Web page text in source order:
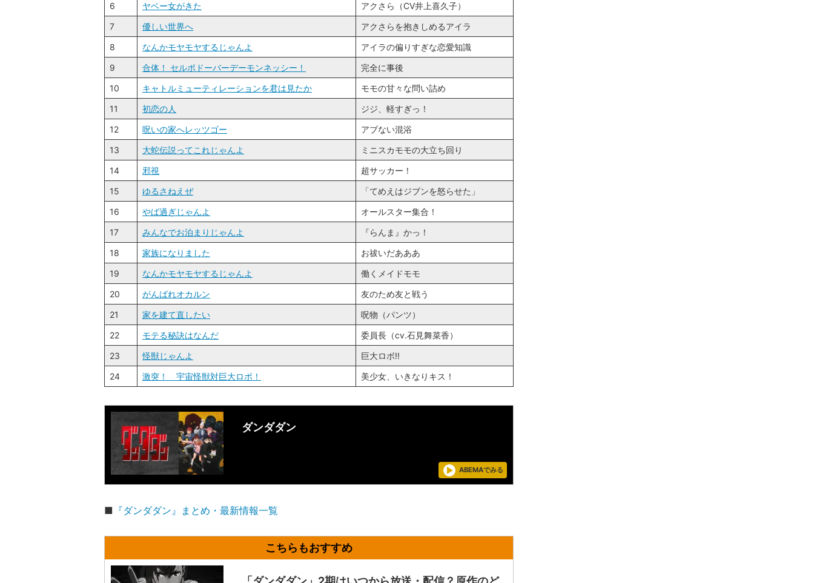
6
ヤベー女がきた
アクさら（CV井上喜久子）
7
優しい世界へ
アクさらを抱きしめるアイラ
8
なんかモヤモヤするじゃんよ
アイラの偏りすぎな恋愛知識
9
合体！ セルポドーバーデーモンネッシー！
完全に事後
10
キャトルミューティレーションを君は見たか
モモの甘々な問い詰め
11
初恋の人
ジジ、軽すぎっ！
12
呪いの家へレッツゴー
アブない混浴
13
大蛇伝説ってこれじゃんよ
ミニスカモモの大立ち回り
14
邪視
超サッカー！
15
ゆるさねえぜ
「てめえはジブンを怒らせた」
16
やば過ぎじゃんよ
オールスター集合！
17
みんなでお泊まりじゃんよ
『らんま』かっ！
18
家族になりました
お祓いだあああ
19
なんかモヤモヤするじゃんよ
働くメイドモモ
20
がんばれオカルン
友のため友と戦う
21
家を建て直したい
呪物（パンツ）
22
モテる秘訣はなんだ
委員長（cv.石見舞菜香）
23
怪獣じゃんよ
巨大ロボ!!
24
激突！ 宇宙怪獣対巨大ロボ！ 美少女、いきなりキス！
ダンダダン
ABEMAでみる
■ 『ダンダダン』まとめ・最新情報一覧